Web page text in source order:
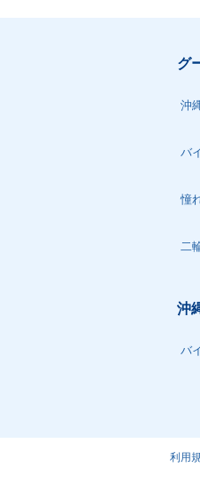
グ
沖
バ
憧
二
沖
バ
利用